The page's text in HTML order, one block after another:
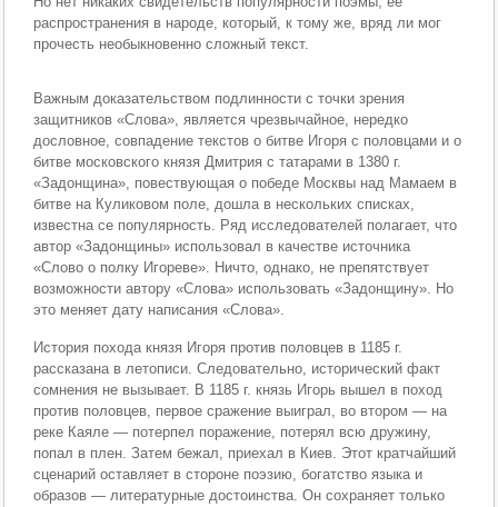
распространения в народе, который, к тому же, вряд ли мог
прочесть необыкновенно сложный текст.
Важным доказательством подлинности с точки зрения
защитников «Слова», является чрезвычайное, нередко
дословное, совпадение текстов о битве Игоря с половцами и о
битве московского князя Дмитрия с татарами в 1380 г.
«Задонщина», повествующая о победе Москвы над Мамаем в
битве на Куликовом поле, дошла в нескольких списках,
известна се популярность. Ряд исследователей полагает, что
автор «Задонщины» использовал в качестве источника
«Слово о полку Игореве». Ничто, однако, не препятствует
возможности автору «Слова» использовать «Задонщину». Но
это меняет дату написания «Слова».
История похода князя Игоря против половцев в 1185 г.
рассказана в летописи. Следовательно, исторический факт
сомнения не вызывает. В 1185 г. князь Игорь вышел в поход
против половцев, первое сражение выиграл, во втором — на
реке Каяле — потерпел поражение, потерял всю дружину,
попал в плен. Затем бежал, приехал в Киев. Этот кратчайший
сценарий оставляет в стороне поэзию, богатство языка и
образов — литературные достоинства. Он сохраняет только